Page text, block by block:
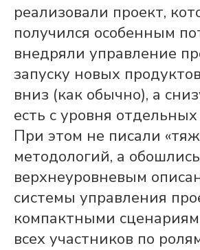
реализовали проект,
получился особенным
внедряли управление
запуску новых
вниз (как обычно), а
есть с уровня
При этом не писали
методологий, а обошлись
верхнеуровневым
системы управления
компактными
всех участников по